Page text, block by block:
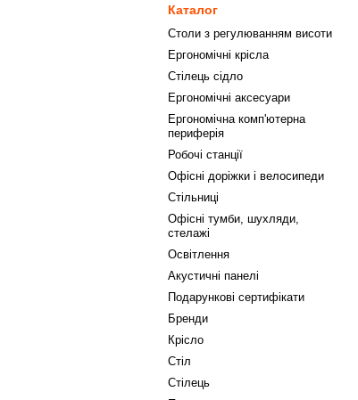
Каталог
Столи з регулюванням висоти
Ергономічні крісла
Стілець сідло
Ергономічні аксесуари
Ергономічна комп'ютерна
периферія
Робочі станції
Офісні доріжки і велосипеди
Стільниці
Офісні тумби, шухляди,
стелажі
Освітлення
Акустичні панелі
Подарункові сертифікати
Бренди
Крісло
Стіл
Стілець